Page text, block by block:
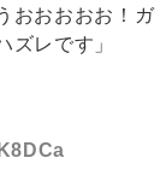
おおおおお！ガ
ズレです」